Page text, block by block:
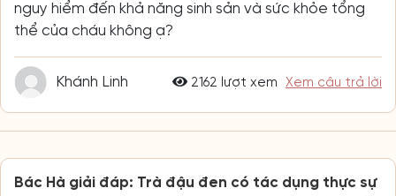
nguy hiểm đến khả năng sinh sản và sức khỏe tổng
thể của cháu không ạ?
Khánh Linh 2162 lượt xem Xem câu trả lời
Bác Hà giải đáp: Trà đậu đen có tác dụng thực sự